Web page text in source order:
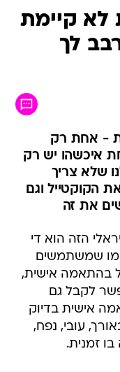
קיימת
לך
- אחת רק
איכשהו יש רק
שלא צריך
הקוקטייל וגם
את זה
הזה הוא די
שמשתמשים
בהתאמה אישית,
לקבל גם
אישית בדיוק
עובי, נפח,
זמנית.